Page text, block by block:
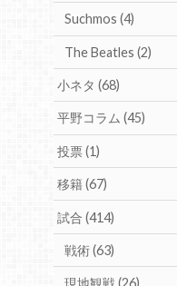
Suchmos (4)
The Beatles (2)
小ネタ(68)
平野コラム(45)
投票(1)
移籍(67)
試合(414)
戦術(63)